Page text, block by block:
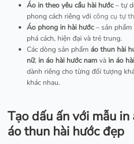
Áo in theo yêu cầu hài hước– tự
phong cách riêng vớicông cụ tự
Áo phong in hài hước– sản phẩm
phá cách, hiện đại và trẻ trung.
Các dòng sản phẩmáo thun hài
nữ, in áo hài hước nam và in áo
dành riêng cho từng đối tượng
khác nhau.
Tạo dấu ấn với mẫu
áo thun hài hước đẹp